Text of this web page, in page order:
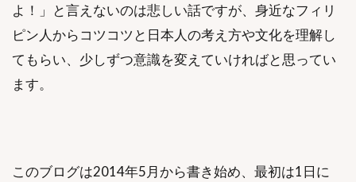
よ！」と言えないのは悲しい話ですが、身近なフィリ
ピン人からコツコツと日本人の考え方や文化を理解し
てもらい、少しずつ意識を変えていければと思ってい
ます。
このブログは2014年5月から書き始め、最初は1日に